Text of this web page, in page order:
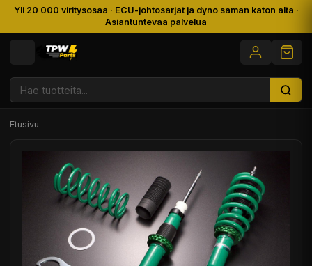
Yli 20 000 viritysosaa · ECU-johtosarjat ja dyno saman katon alta ·
Asiantuntevaa palvelua
Etusivu